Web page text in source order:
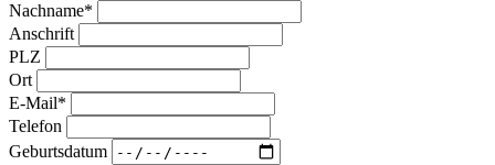
Nachname*
Anschrift
PLZ
Ort
E-Mail*
Telefon
Geburtsdatum